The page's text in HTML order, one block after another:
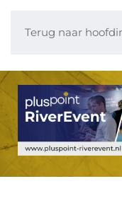
Terug naar